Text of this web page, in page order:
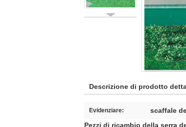
Descrizione di prodotto
Evidenziare: scaffale
Pezzi di ricambio della serra